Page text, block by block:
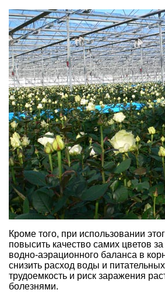
Кроме того, при использовании
повысить качество самих цветов
водно-аэрационного баланса в
снизить расход воды и
трудоемкость и риск заражения
болезнями.